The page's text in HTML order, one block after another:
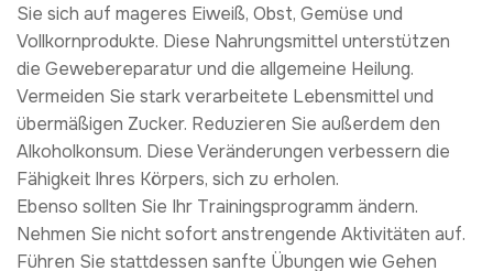
Sie sich auf mageres Eiweiß, Obst, Gemüse und
Vollkornprodukte. Diese Nahrungsmittel unterstützen
die Gewebereparatur und die allgemeine Heilung.
Vermeiden Sie stark verarbeitete Lebensmittel und
übermäßigen Zucker. Reduzieren Sie außerdem den
Alkoholkonsum. Diese Veränderungen verbessern die
Fähigkeit Ihres Körpers, sich zu erholen.
Ebenso sollten Sie Ihr Trainingsprogramm ändern.
Nehmen Sie nicht sofort anstrengende Aktivitäten auf.
Führen Sie stattdessen sanfte Übungen wie Gehen